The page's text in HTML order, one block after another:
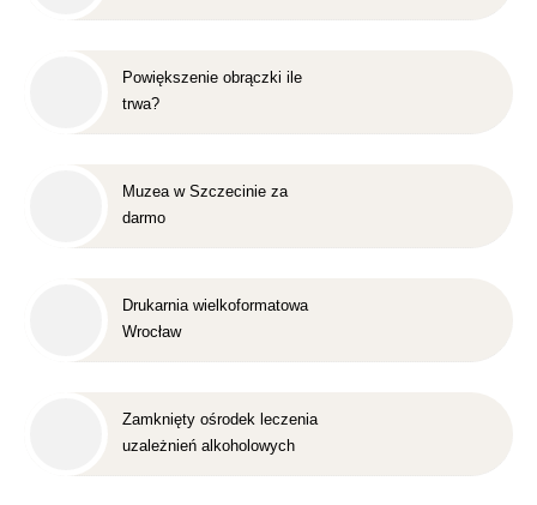
Powiększenie obrączki ile
trwa?
Muzea w Szczecinie za
darmo
Drukarnia wielkoformatowa
Wrocław
Zamknięty ośrodek leczenia
uzależnień alkoholowych